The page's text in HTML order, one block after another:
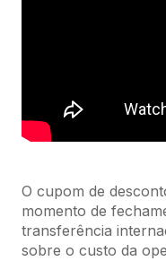
O cupom de
momento de
transferência
sobre o custo da